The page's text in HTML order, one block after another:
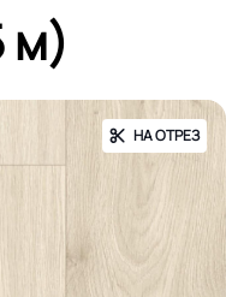
м)
НА ОТРЕЗ